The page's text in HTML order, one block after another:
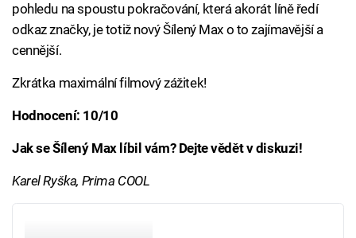
pohledu na spoustu pokračování, která akorát líně ředí
odkaz značky, je totiž nový Šílený Max o to zajímavější a
cennější.
Zkrátka maximální filmový zážitek!
Hodnocení: 10/10
Jak se Šílený Max líbil vám? Dejte vědět v diskuzi!
Karel Ryška, Prima COOL